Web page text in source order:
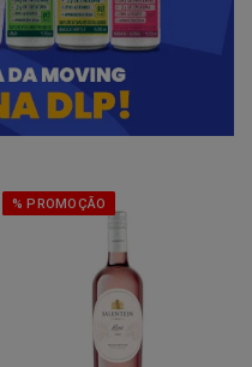
% PROMOÇÃO